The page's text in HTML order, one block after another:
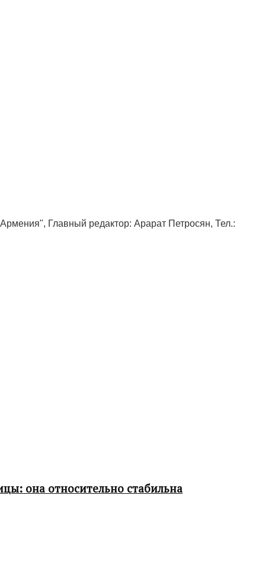
Главный редактор: Арарат Петросян, Тел.:
она относительно стабильна